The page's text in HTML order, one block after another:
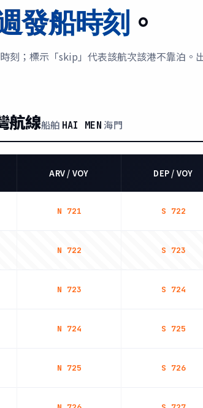
發船時刻。
刻；標示「skip」代表該航次該港不靠泊。
航線船舶 HAI MEN 海門
ARV / VOY DEP / VOY
N 721 S 722
N 722 S 723
N 723 S 724
N 724 S 725
N 725 S 726